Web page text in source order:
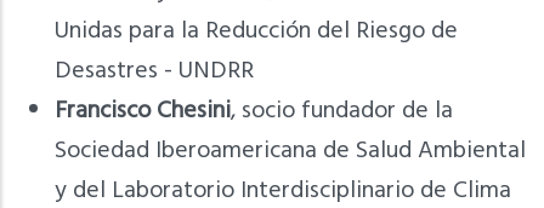
Unidas para la Reducción del Riesgo de
Desastres - UNDRR
Francisco Chesini, socio fundador de la
Sociedad Iberoamericana de Salud Ambiental
y del Laboratorio Interdisciplinario de Clima